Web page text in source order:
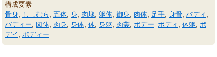
構成要素
骨身
ししむら 五体 身 肉塊 躯体 御身 肉体 足手 身骨 バディ
バディー
図体 肉身 身体 体 身躯 肉叢 ボデー ボディ 体躯
ボ
デイ
ボディー